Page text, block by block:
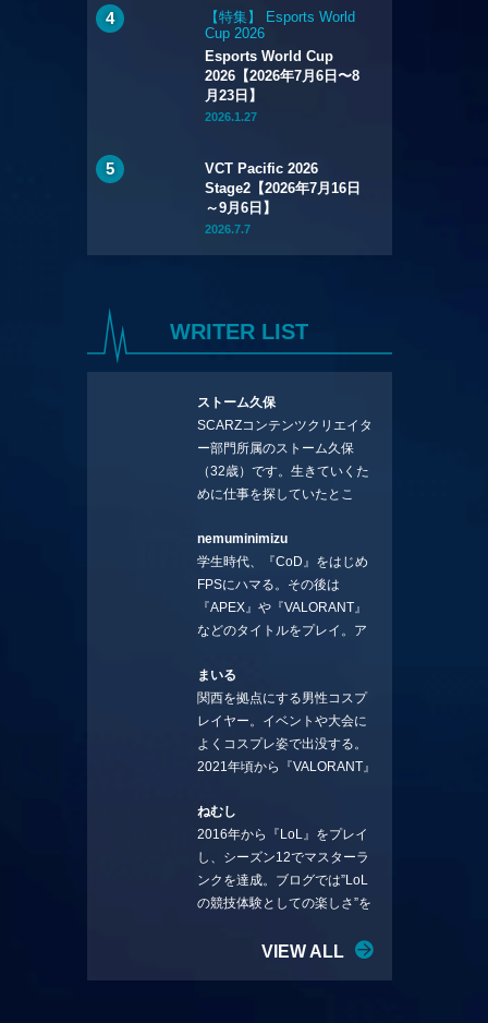
【特集】 Esports World
Cup 2026
Esports World Cup
2026【2026年7月6日〜8
月23日】
2026.1.27
VCT Pacific 2026
Stage2【2026年7月16日
～9月6日】
2026.7.7
WRITER LIST
ストーム久保
SCARZコンテンツクリエイタ
ー部門所属のストーム久保
（32歳）です。生きていくた
めに仕事を探していたとこ
コラムを連載させてもらえる
ことになりました。言いたい
ことを言っていきます。X：
https://x.com/stormKUBO
YouTube：
rmKUBO
nemuminimizu
学生時代、『CoD』をはじめ
FPSにハマる。その後は
『APEX』や『VALORANT』
などのタイトルをプレイ。ア
BGMなどを手掛ける作曲家と
フリーランスのライターの二
足の草鞋を履いて幅広く活動
中。無類のラーメン好き！
Twitter:@ongakucas
まいる
関西を拠点にする男性コスプ
レイヤー。イベントや大会に
よくコスプレ姿で出没する。
2021年頃から『VALORANT』
続ける。現在の推しチームは
「CREST GAMING」。X：
@mlunias（Photo by
Subaru.F.）
ねむし
2016年から『LoL』をプレイ
し、シーズン12でマスターラ
ンクを達成。ブログでは”LoL
の競技体験としての楽しさ”を
リーを愛し、元ADCメイン
VIEW ALL